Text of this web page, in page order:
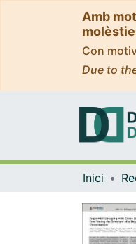
Amb
Con
Due to
Inici